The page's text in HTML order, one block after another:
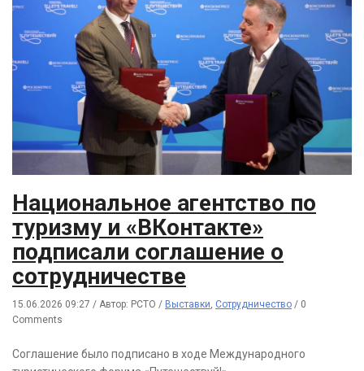
Национальное агентство по
туризму и «ВКонтакте»
подписали соглашение о
сотрудничестве
15.06.2026 09:27 / Автор: РСТО / Выставки, Сотрудничество / 0
Comments
Соглашение было подписано в ходе Международного